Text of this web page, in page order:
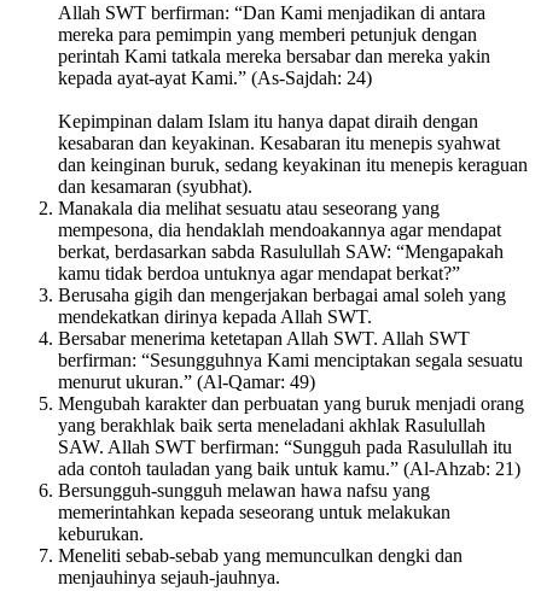
Allah SWT berfirman: “Dan Kami menjadikan di antara
mereka para pemimpin yang memberi petunjuk dengan
perintah Kami tatkala mereka bersabar dan mereka yakin
kepada ayat-ayat Kami.” (As-Sajdah: 24)
Kepimpinan dalam Islam itu hanya dapat diraih dengan
kesabaran dan keyakinan. Kesabaran itu menepis syahwat
dan keinginan buruk, sedang keyakinan itu menepis keraguan
dan kesamaran (syubhat).
Manakala dia melihat sesuatu atau seseorang yang
mempesona, dia hendaklah mendoakannya agar mendapat
berkat, berdasarkan sabda Rasulullah SAW: “Mengapakah
kamu tidak berdoa untuknya agar mendapat berkat?”
Berusaha gigih dan mengerjakan berbagai amal soleh yang
mendekatkan dirinya kepada Allah SWT.
Bersabar menerima ketetapan Allah SWT. Allah SWT
berfirman: “Sesungguhnya Kami menciptakan segala sesuatu
menurut ukuran.” (Al-Qamar: 49)
Mengubah karakter dan perbuatan yang buruk menjadi orang
yang berakhlak baik serta meneladani akhlak Rasulullah
SAW. Allah SWT berfirman: “Sungguh pada Rasulullah itu
ada contoh tauladan yang baik untuk kamu.” (Al-Ahzab: 21)
Bersungguh-sungguh melawan hawa nafsu yang
memerintahkan kepada seseorang untuk melakukan
keburukan.
Meneliti sebab-sebab yang memunculkan dengki dan
menjauhinya sejauh-jauhnya.